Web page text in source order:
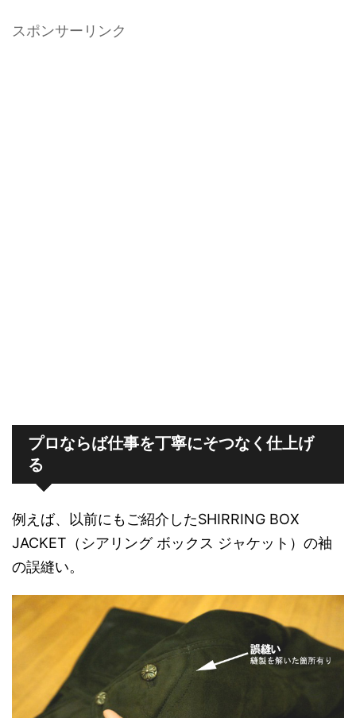
スポンサーリンク
プロならば仕事を丁寧にそつなく仕上げ
る
例えば、以前にもご紹介したSHIRRING BOX
JACKET（シアリング ボックス ジャケット）の袖
の誤縫い。